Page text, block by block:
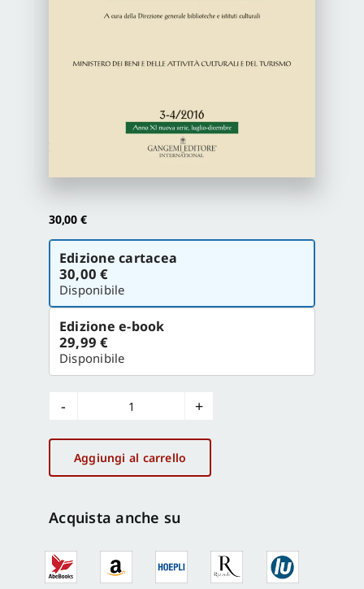
30,00 €
Scegli
versione
Edizione cartacea
30,00 €
Disponibile
Edizione e-book
29,99 €
Disponibile
Accademie
&
Biblioteche
d'Italia
4/2016
Aggiungi al carrello
Acquista anche su